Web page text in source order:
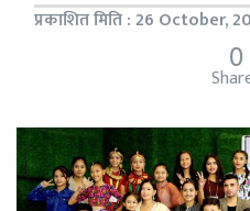
प्रकाशित मिति : 26 October,
0